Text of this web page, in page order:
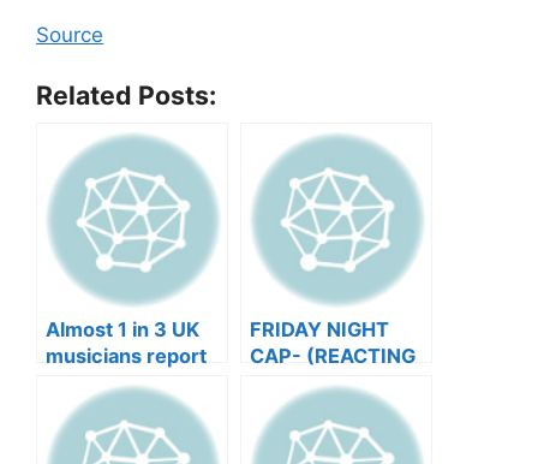
Source
Related Posts:
Almost 1 in 3 UK
musicians report
negative mental
wellbeing |
Musicians’ Union
FRIDAY NIGHT
CAP- (REACTING
TO YOUR SONGS
GET IN
HEEERRREEE)